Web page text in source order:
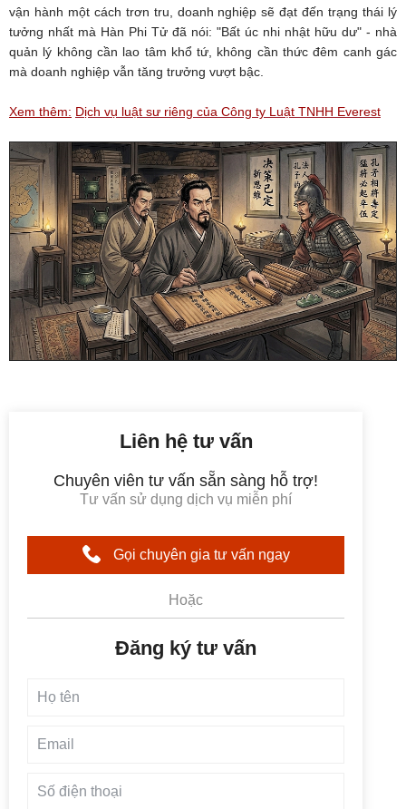
vận hành một cách trơn tru, doanh nghiệp sẽ đạt đến trạng thái lý
tưởng nhất mà Hàn Phi Tử đã nói: "Bất úc nhi nhật hữu dư" - nhà
quản lý không cần lao tâm khổ tứ, không cần thức đêm canh gác
mà doanh nghiệp vẫn tăng trưởng vượt bậc.
Xem thêm: Dịch vụ luật sư riêng của Công ty Luật TNHH Everest
Liên hệ tư vấn
Chuyên viên tư vấn sẵn sàng hỗ trợ!
Tư vấn sử dụng dịch vụ miễn phí
Gọi chuyên gia tư vấn ngay
Hoặc
Đăng ký tư vấn